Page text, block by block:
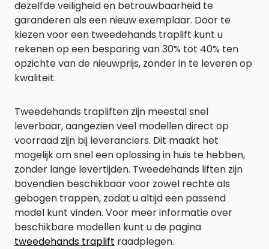
dezelfde veiligheid en betrouwbaarheid te
garanderen als een nieuw exemplaar. Door te
kiezen voor een tweedehands traplift kunt u
rekenen op een besparing van 30% tot 40% ten
opzichte van de nieuwprijs, zonder in te leveren op
kwaliteit.
Tweedehands trapliften zijn meestal snel
leverbaar, aangezien veel modellen direct op
voorraad zijn bij leveranciers. Dit maakt het
mogelijk om snel een oplossing in huis te hebben,
zonder lange levertijden. Tweedehands liften zijn
bovendien beschikbaar voor zowel rechte als
gebogen trappen, zodat u altijd een passend
model kunt vinden. Voor meer informatie over
beschikbare modellen kunt u de pagina
tweedehands traplift raadplegen.